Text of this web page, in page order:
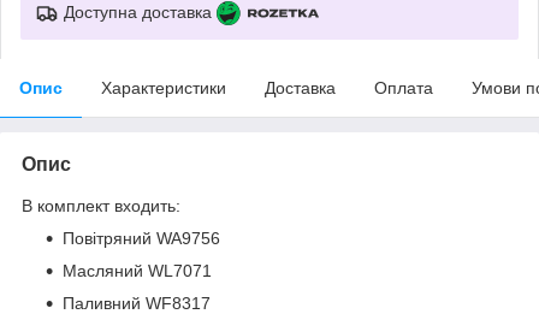
Доступна доставка
Опис Характеристики Доставка Оплата Умови
Опис
В комплект входить:
Повітряний WA9756
Масляний WL7071
Паливний WF8317